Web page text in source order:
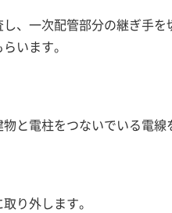
、一次配管部分の継ぎ手
います。
と電柱をつないでいる電線
り外します。